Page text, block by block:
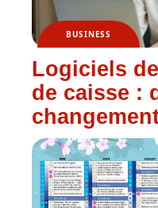
BUSINESS
Logiciels
de caisse :